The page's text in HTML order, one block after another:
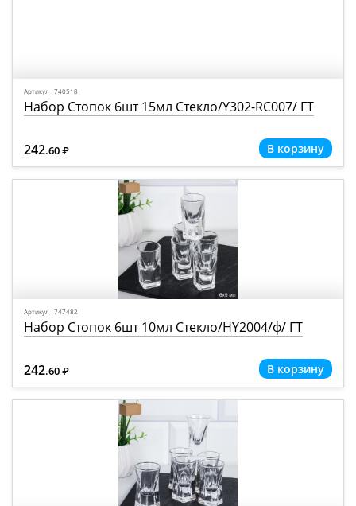
Артикул 740518
Набор Стопок 6шт 15мл Стекло/Y302-RC007/ ГТ
242.60 Р
=
Артикул 747482
Набор Стопок 6шт 10мл Стекло/НY2004/ф/ ГТ
242.60 Р
=